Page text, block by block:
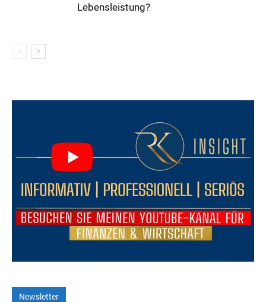
Lebensleistung?
Newsletter